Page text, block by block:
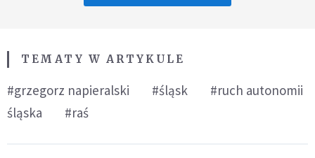
TEMATY W ARTYKULE
#grzegorz napieralski #śląsk
#ruch autonomii
śląska
#raś